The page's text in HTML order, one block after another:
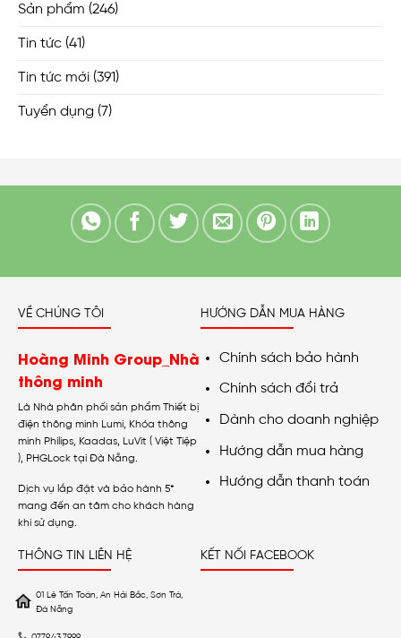
Sản phẩm (246)
Tin tức (41)
Tin tức mới (391)
Tuyển dụng (7)
VỀ CHÚNG TÔI
Hoàng Minh Group_Nhà
thông minh
Là Nhà phân phối sản phẩm Thiết bị
điện thông minh Lumi, Khóa thông
minh Philips, Kaadas, LuVit ( Việt Tiệp
), PHGLock tại Đà Nẵng.
Dịch vụ lắp đặt và bảo hành 5*
mang đến an tâm cho khách hàng
khi sử dụng.
HƯỚNG DẪN MUA HÀNG
Chính sách bảo hành
Chính sách đổi trả
Dành cho doanh nghiệp
Hướng dẫn mua hàng
Hướng dẫn thanh toán
THÔNG TIN LIÊN HỆ
01 Lê Tấn Toán, An Hải Bắc, Sơn Trà,
Đà Nẵng
KẾT NỐI FACEBOOK